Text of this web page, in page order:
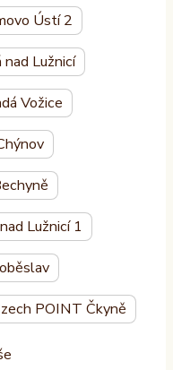
Ústí 2
Lužnicí
Vožice
Lužnicí 1
POINT Čkyně